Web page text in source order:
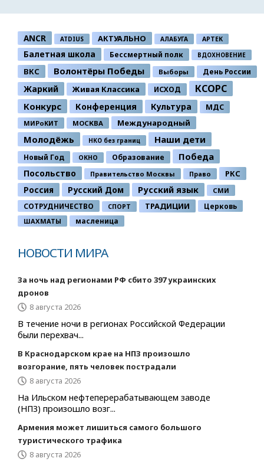
ANCR ATDIUS АКТУАЛЬНО АЛАБУГА АРТЕК
Балетная школа Бессмертный полк ВДОХНОВЕНИЕ
ВКС Волонтёры Победы Выборы День России
Жаркий Живая Классика ИСХОД КСОРС
Конкурс Конференция Культура МДС
МИРоКИТ МОСКВА Международный
Молодёжь НКО без границ Наши дети
Новый Год ОКНО Образование Победа
Посольство Правительство Москвы Право РКС
Россия Русский Дом Русский язык СМИ
СОТРУДНИЧЕСТВО СПОРТ ТРАДИЦИИ Церковь
ШАХМАТЫ масленица
НОВОСТИ МИРА
За ночь над регионами РФ сбито 397 украинских
дронов
8 августа 2026
В течение ночи в регионах Российской Федерации
были перехвач...
В Краснодарском крае на НПЗ произошло
возгорание, пять человек пострадали
8 августа 2026
На Ильском нефтеперерабатывающем заводе
(НПЗ) произошло возг...
Армения может лишиться самого большого
туристического трафика
8 августа 2026